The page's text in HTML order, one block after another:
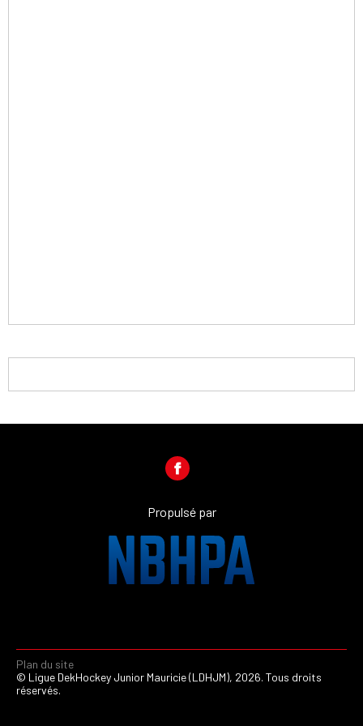
Propulsé par
Plan du site
© Ligue DekHockey Junior Mauricie (LDHJM), 2026. Tous droits
réservés.